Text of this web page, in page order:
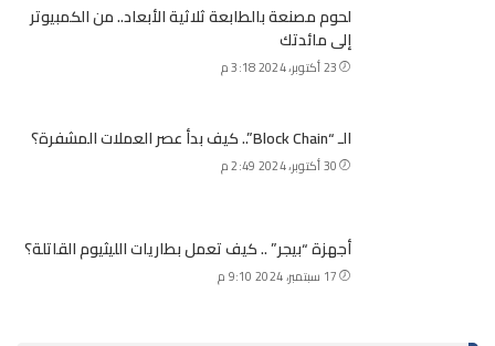
لحوم مصنعة بالطابعة ثلاثية الأبعاد.. من الكمبيوتر
إلى مائدتك
23 أكتوبر، 2024 3:18 م
الـ “Block Chain”.. كيف بدأ عصر العملات المشفرة؟
30 أكتوبر، 2024 2:49 م
أجهزة “بيجر” .. كيف تعمل بطاريات الليثيوم القاتلة؟
17 سبتمبر، 2024 9:10 م